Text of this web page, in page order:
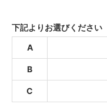
下記よりお選びください
A
B
C